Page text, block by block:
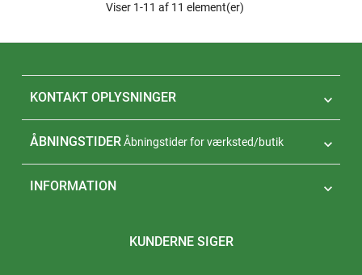
Viser 1-11 af 11 element(er)
KONTAKT OPLYSNINGER 
ÅBNINGSTIDER 
Åbningstider for værksted/butik
INFORMATION 
KUNDERNE SIGER